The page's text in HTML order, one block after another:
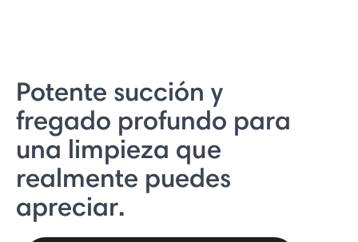
Potente succión y
fregado profundo para
una limpieza que
realmente puedes
apreciar.